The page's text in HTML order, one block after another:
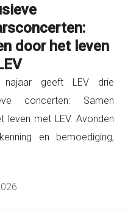
door het leven
geeft LEV drie
concerten: Samen
leven met LEV. Avonden
en bemoediging,